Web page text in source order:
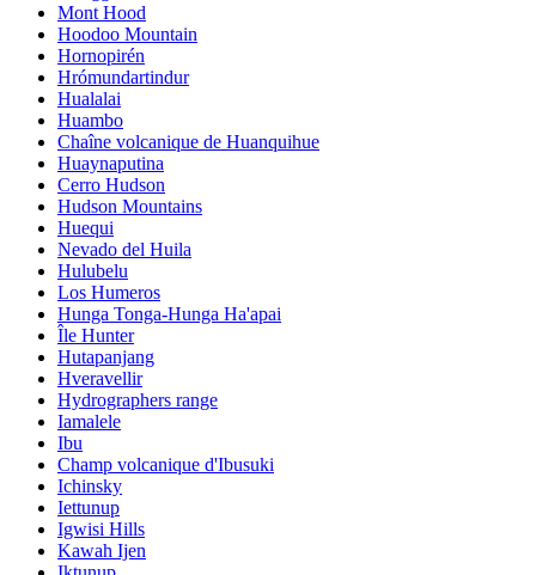
Mont Hood
Hoodoo Mountain
Hornopirén
Hrómundartindur
Hualalai
Huambo
Chaîne volcanique de Huanquihue
Huaynaputina
Cerro Hudson
Hudson Mountains
Huequi
Nevado del Huila
Hulubelu
Los Humeros
Hunga Tonga-Hunga Ha'apai
Île Hunter
Hutapanjang
Hveravellir
Hydrographers range
Iamalele
Ibu
Champ volcanique d'Ibusuki
Ichinsky
Iettunup
Igwisi Hills
Kawah Ijen